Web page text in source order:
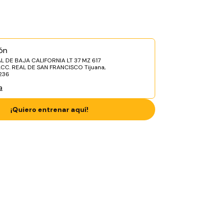
DE BAJA CALIFORNIA LT 37 MZ 617
REAL DE SAN FRANCISCO Tijuana,
¡Quiero entrenar aquí!